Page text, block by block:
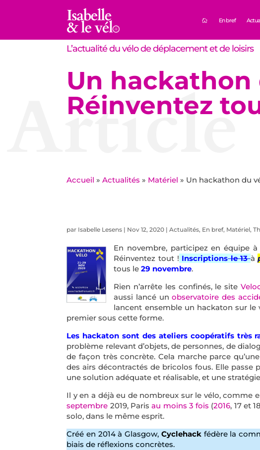
En bref
L’actualité du vélo de déplacement et de loisirs
Un
Réinventez
Article
Accueil »Actualités » Matériel » Un hackathon du
par Isabelle Lesens | Nov 12, 2020 |Actualités, En bref, Matériel,
En novembre, participez en équipe
Réinventez tout ! Inscriptionsle 13à
tous le29 novembre.
Rien n’arrête les confinés, le site
aussi lancé unobservatoire des
lancent ensemble un hackaton sur le
premier sous cette forme.
Les hackaton sont des ateliers coopératifs très
problème relevant d’objets, de personnes, de
de façon très concrète. Cela marche parce
des airs décontractés de bricolos fous. Elle
une solution adéquate et réalisable, et une
Il y en a déjà eu de nombreux sur le vélo, comme
septembre 2019, Parisau moins 3 fois (2016, 17 et
solo, dans le même esprit.
Créé en 2014 à Glasgow, Cyclehackfédère la
biais de réflexions concrètes.